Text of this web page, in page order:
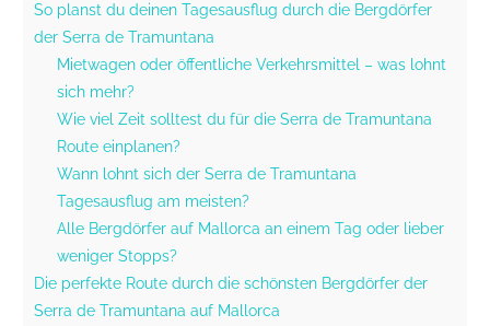
So planst du deinen Tagesausflug durch die Bergdörfer
der Serra de Tramuntana
Mietwagen oder öffentliche Verkehrsmittel – was lohnt
sich mehr?
Wie viel Zeit solltest du für die Serra de Tramuntana
Route einplanen?
Wann lohnt sich der Serra de Tramuntana
Tagesausflug am meisten?
Alle Bergdörfer auf Mallorca an einem Tag oder lieber
weniger Stopps?
Die perfekte Route durch die schönsten Bergdörfer der
Serra de Tramuntana auf Mallorca